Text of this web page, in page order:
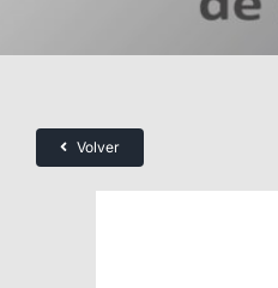
Volver